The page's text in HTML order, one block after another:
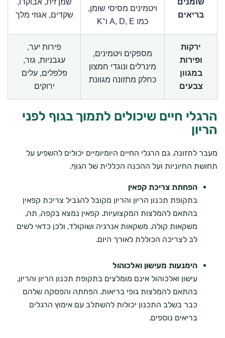
בריאים
ויטמינים מסיסי שומן,
כמו A, D, E ו־K
שקדים, אגוזי מלך
ירקות
ופירות
במגוון
צבעים
מספקים ויטמינים,
מינרלים ונוגדי חמצון
כחלק מתזונה מגוונת
פירות יער,
עגבניות, גזר,
פלפלים, עלים
ירוקים
הרגלי חיים שיכולים לתמוך בגוף לפני
הריון
מעבר לתזונה, גם הרגלי החיים היומיומיים יכולים להשפיע על
תחושת החיוניות ועל ההכנה הכללית של הגוף.
הפחתת צריכת קפאין
בתקופת תכנון הריון והריון מקובל להגביל צריכת קפאין
בהתאם להמלצות המקצועיות. קפאין נמצא בקפה, תה,
משקאות קולה, משקאות אנרגיה ושוקולד, ולכן כדאי לשים
לב לצריכה הכוללת לאורך היום.
הימנעות מעישון ואלכוהול
עישון ואלכוהול אינם מומלצים בתקופת תכנון הריון והריון,
בהתאם להמלצות גופי בריאות. הפחתה והפסקה שלהם
כבר בשלב התכנון יכולות להשתלב עם אימוץ הרגלים
בריאים נוספים.